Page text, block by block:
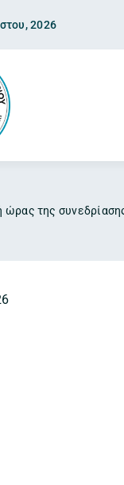
2026
ώρας της